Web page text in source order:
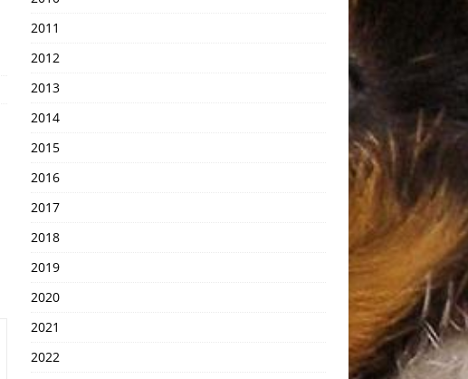
2011
2012
2013
2014
2015
2016
2017
2018
2019
2020
2021
2022